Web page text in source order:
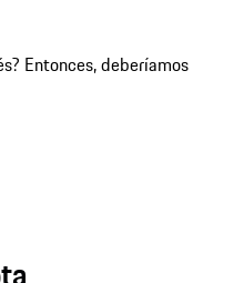
Entonces, deberíamos